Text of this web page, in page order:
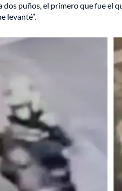
dos puños, el primero que fue el
levanté”.